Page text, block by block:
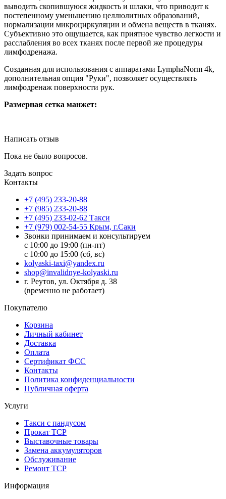
выводить скопившуюся жидкость и шлаки, что приводит к
постепенному уменьшению целлюлитных образований,
нормализации микроциркуляции и обмена веществ в тканях.
Субъективно это ощущается, как приятное чувство легкости и
расслабления во всех тканях после первой же процедуры
лимфодренажа.
Созданная для использования с аппаратами LymphaNorm 4k,
дополнительная опция "Руки", позволяет осуществлять
лимфодренаж поверхности рук.
Размерная сетка манжет:
Написать отзыв
Пока не было вопросов.
Задать вопрос
Контакты
+7 (495) 233-20-88
+7 (985) 233-20-88
+7 (495) 233-02-62 Такси
+7 (979) 002-54-55 Крым, г.Саки
Звонки принимаем и консультируем
с 10:00 до 19:00 (пн-пт)
с 10:00 до 15:00 (сб, вс)
kolyaski-taxi@yandex.ru
shop@invalidnye-kolyaski.ru
г. Реутов, ул. Октября д. 38
(временно не работает)
Покупателю
Корзина
Личный кабинет
Доставка
Оплата
Сертификат ФСС
Контакты
Политика конфиденциальности
Публичная оферта
Услуги
Такси с пандусом
Прокат ТСР
Выставочные товары
Замена аккумуляторов
Обслуживание
Ремонт ТСР
Информация